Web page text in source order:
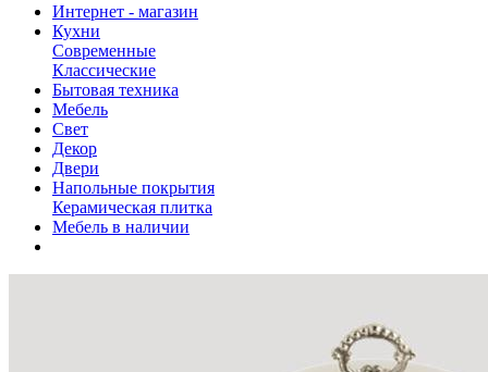
Интернет - магазин
Кухни
Современные
Классические
Бытовая техника
Мебель
Свет
Декор
Двери
Напольные покрытия
Керамическая плитка
Мебель в наличии